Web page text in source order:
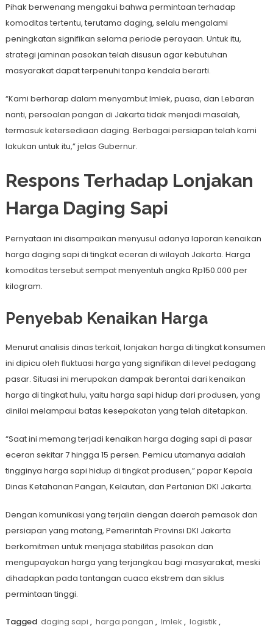
Pihak berwenang mengakui bahwa permintaan terhadap
komoditas tertentu, terutama daging, selalu mengalami
peningkatan signifikan selama periode perayaan. Untuk itu,
strategi jaminan pasokan telah disusun agar kebutuhan
masyarakat dapat terpenuhi tanpa kendala berarti.
“Kami berharap dalam menyambut Imlek, puasa, dan Lebaran
nanti, persoalan pangan di Jakarta tidak menjadi masalah,
termasuk ketersediaan daging. Berbagai persiapan telah kami
lakukan untuk itu,” jelas Gubernur.
Respons Terhadap Lonjakan
Harga Daging Sapi
Pernyataan ini disampaikan menyusul adanya laporan kenaikan
harga daging sapi di tingkat eceran di wilayah Jakarta. Harga
komoditas tersebut sempat menyentuh angka Rp150.000 per
kilogram.
Penyebab Kenaikan Harga
Menurut analisis dinas terkait, lonjakan harga di tingkat konsumen
ini dipicu oleh fluktuasi harga yang signifikan di level pedagang
pasar. Situasi ini merupakan dampak berantai dari kenaikan
harga di tingkat hulu, yaitu harga sapi hidup dari produsen, yang
dinilai melampaui batas kesepakatan yang telah ditetapkan.
“Saat ini memang terjadi kenaikan harga daging sapi di pasar
eceran sekitar 7 hingga 15 persen. Pemicu utamanya adalah
tingginya harga sapi hidup di tingkat produsen,” papar Kepala
Dinas Ketahanan Pangan, Kelautan, dan Pertanian DKI Jakarta.
Dengan komunikasi yang terjalin dengan daerah pemasok dan
persiapan yang matang, Pemerintah Provinsi DKI Jakarta
berkomitmen untuk menjaga stabilitas pasokan dan
mengupayakan harga yang terjangkau bagi masyarakat, meski
dihadapkan pada tantangan cuaca ekstrem dan siklus
permintaan tinggi.
Tagged daging sapi , harga pangan , Imlek , logistik ,